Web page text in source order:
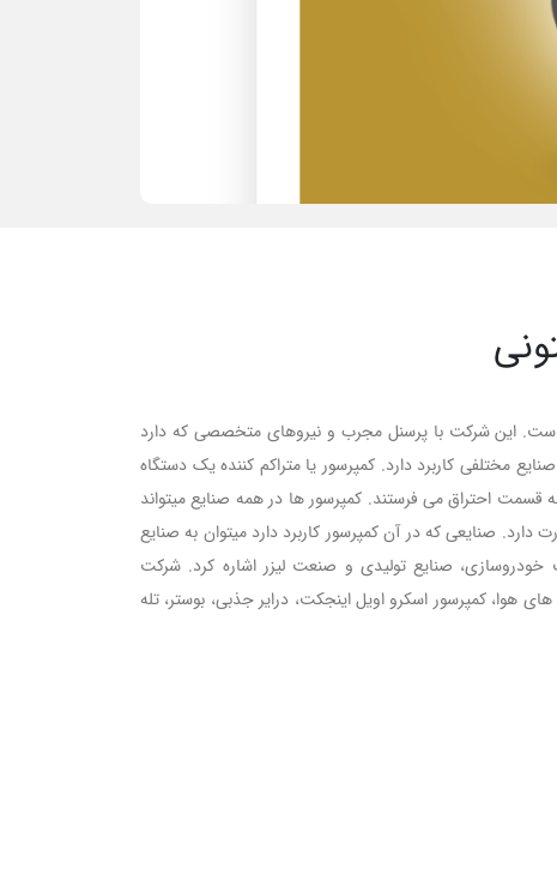
است. این شرکت با پرسنل مجرب و نیروهای متخصصی که دارد
مختلفی کاربرد دارد. کمپرسور یا متراکم کننده یک دستگاه
احتراق می فرستند. کمپرسور ها در همه صنایع میتواند
دارد. صنایعی که در آن کمپرسور کاربرد دارد میتوان به صنایع
صنایع تولیدی و صنعت لیزر اشاره کرد. شرکت
هوا، کمپرسور اسکرو اویل اینجکت، درایر جذبی، بوستر، تله